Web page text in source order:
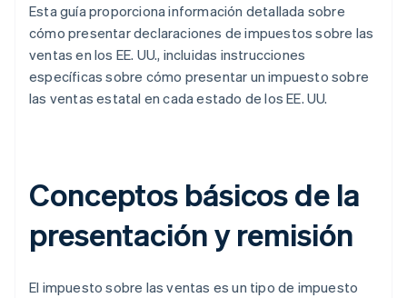
Michigan
Minnesota
Misisipi
Nevada
Nuevo México
Nueva York
Esta guía proporciona información detallada sobre
cómo presentar declaraciones de impuestos sobre las
ventas en los EE. UU., incluidas instrucciones
específicas sobre cómo presentar un impuesto sobre
las ventas estatal en cada estado de los EE. UU.
Conceptos básicos de la
presentación y remisión
El impuesto sobre las ventas es un tipo de impuesto